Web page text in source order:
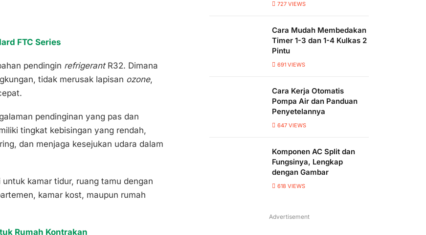
FTC Series
pendingin refrigerantR32. Dimana
tidak merusak lapisan ozone,
pendinginan yang pas dan
tingkat kebisingan yang rendah,
dan menjaga kesejukan udara dalam
kamar tidur, ruang tamu dengan
kamar kost, maupun rumah
Rumah Kontrakan
727 VIEWS
Cara Mudah Membedakan
Timer 1-3 dan 1-4 Kulkas 2
Pintu
691 VIEWS
Cara Kerja Otomatis
Pompa Air dan Panduan
Penyetelannya
647 VIEWS
Komponen AC Split dan
Fungsinya, Lengkap
dengan Gambar
618 VIEWS
Advertisement